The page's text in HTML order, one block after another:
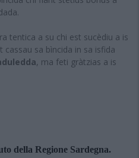
tentica a su chi est sucèdiu a is
cassau sa bìncida in sa isfida
, ma feti gràtzias a is
della Regione Sardegna.